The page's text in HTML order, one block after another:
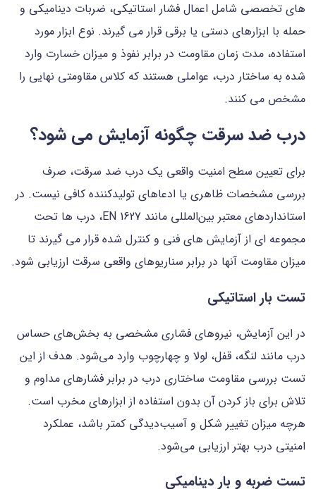
های تخصصی شامل اعمال فشار استاتیکی، ضربات دینامیکی و
حمله با ابزارهای دستی یا برقی قرار می گیرند. نوع ابزار مورد
استفاده، مدت زمان مقاومت در برابر نفوذ و میزان خسارت وارد
شده به ساختار درب، عواملی هستند که کلاس مقاومتی نهایی را
مشخص می کنند.
درب ضد سرقت چگونه آزمایش می شود؟
برای تعیین سطح امنیت واقعی یک درب ضد سرقت، صرف
بررسی مشخصات ظاهری یا ادعاهای تولیدکننده کافی نیست. در
استانداردهای معتبر بین‌المللی مانند EN 1627، درب ها تحت
مجموعه ای از آزمایش های فنی و کنترل شده قرار می گیرند تا
میزان مقاومت آنها در برابر سناریوهای واقعی سرقت ارزیابی شود.
تست بار استاتیکی
در این آزمایش، نیروهای فشاری مشخصی به بخش‌های حساس
درب مانند لنگه، قفل، لولا و چهارچوب وارد می‌شود. هدف از این
تست بررسی مقاومت ساختاری درب در برابر فشارهای مداوم و
تلاش برای باز کردن آن بدون استفاده از ابزارهای مخرب است.
هرچه میزان تغییر شکل و آسیب‌دیدگی کمتر باشد، عملکرد
امنیتی درب بهتر ارزیابی می‌شود.
تست ضربه و بار دینامیکی